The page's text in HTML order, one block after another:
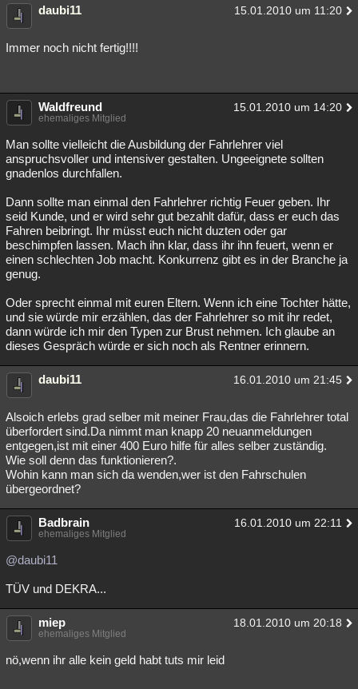
daubi11 15.01.2010 um 11:20
Immer noch nicht fertig!!!!
Waldfreund 15.01.2010 um 14:20
ehemaliges Mitglied
Man sollte vielleicht die Ausbildung der Fahrlehrer viel
anspruchsvoller und intensiver gestalten. Ungeeignete sollten
gnadenlos durchfallen.
Dann sollte man einmal den Fahrlehrer richtig Feuer geben. Ihr
seid Kunde, und er wird sehr gut bezahlt dafür, dass er euch das
Fahren beibringt. Ihr müsst euch nicht duzten oder gar
beschimpfen lassen. Mach ihn klar, dass ihr ihn feuert, wenn er
einen schlechten Job macht. Konkurrenz gibt es in der Branche ja
genug.
Oder sprecht einmal mit euren Eltern. Wenn ich eine Tochter hätte,
und sie würde mir erzählen, das der Fahrlehrer so mit ihr redet,
dann würde ich mir den Typen zur Brust nehmen. Ich glaube an
dieses Gespräch würde er sich noch als Rentner erinnern.
daubi11 16.01.2010 um 21:45
Alsoich erlebs grad selber mit meiner Frau,das die Fahrlehrer total
überfordert sind.Da nimmt man knapp 20 neuanmeldungen
entgegen,ist mit einer 400 Euro hilfe für alles selber zuständig.
Wie soll denn das funktionieren?.
Wohin kann man sich da wenden,wer ist den Fahrschulen
übergeordnet?
Badbrain 16.01.2010 um 22:11
ehemaliges Mitglied
@daubi11
TÜV und DEKRA...
miep 18.01.2010 um 20:18
ehemaliges Mitglied
nö,wenn ihr alle kein geld habt tuts mir leid